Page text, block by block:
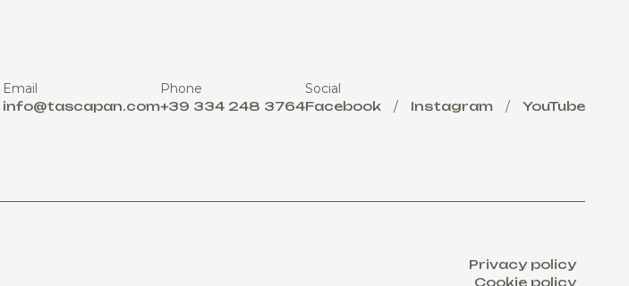
Email
info@tascapan.com
Phone
+39 334 248 3764
Social
Facebook / Instagram / YouTube
Privacy policy
Cookie policy